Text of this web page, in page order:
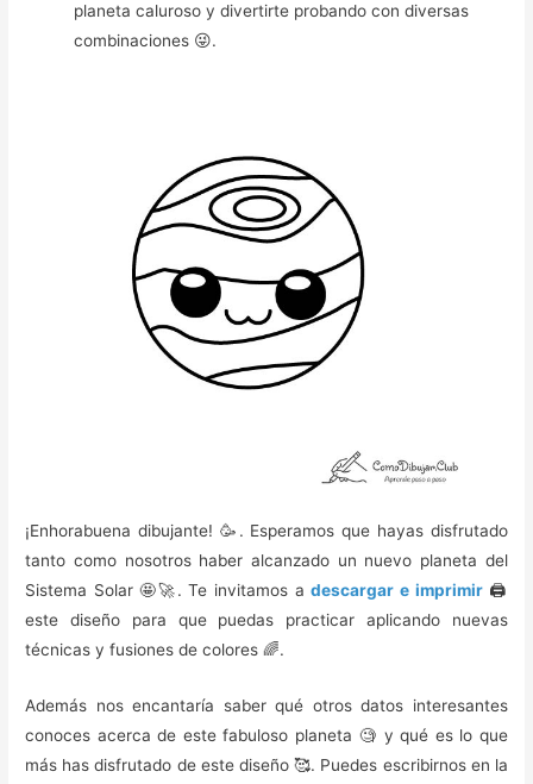
planeta caluroso y divertirte probando con diversas
combinaciones 😜.
¡Enhorabuena dibujante! 🥳️. Esperamos que hayas disfrutado
tanto como nosotros haber alcanzado un nuevo planeta del
Sistema Solar 🤩🚀. Te invitamos adescargar e imprimir🖨️
este diseño para que puedas practicar aplicando nuevas
técnicas y fusiones de colores 🌈.
Además nos encantaría saber qué otros datos interesantes
conoces acerca de este fabuloso planeta 🧐 y qué es lo que
más has disfrutado de este diseño 🥰️. Puedes escribirnos en la